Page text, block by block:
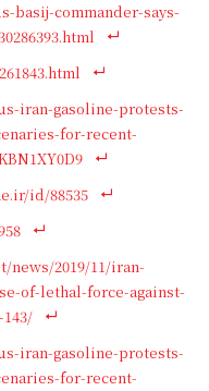
basij-commander-says-
iran-gasoline-protests-
for-recent-
id/88535
news/2019/11/iran-
of-lethal-force-against-
iran-gasoline-protests-
for-recent-